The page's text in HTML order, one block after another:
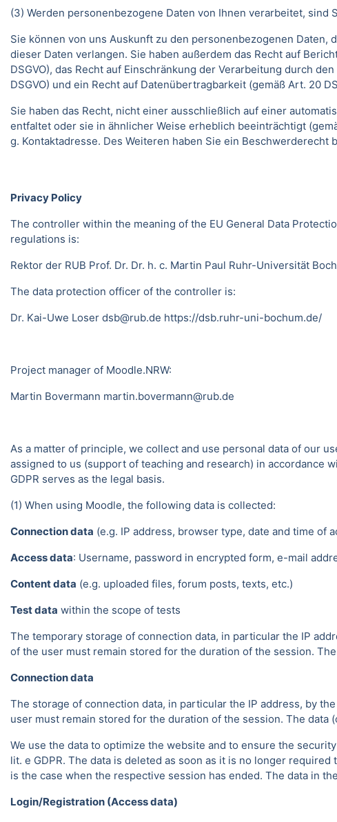
(3) Werden personenbezogene Daten von Ihnen verarbeitet,
Sie können von uns Auskunft zu den personenbezogenen Daten,
dieser Daten verlangen. Sie haben außerdem das Recht auf
DSGVO), das Recht auf Einschränkung der Verarbeitung durch
DSGVO) und ein Recht auf Datenübertragbarkeit (gemäß Art. 20
Sie haben das Recht, nicht einer ausschließlich auf einer
entfaltet oder sie in ähnlicher Weise erheblich beeinträchtigt
g. Kontaktadresse. Des Weiteren haben Sie ein Beschwerderecht
Privacy Policy
The controller within the meaning of the EU General Data
regulations is:
Rektor der RUB Prof. Dr. Dr. h. c. Martin Paul Ruhr-Universität
The data protection officer of the controller is:
Dr. Kai-Uwe Loser dsb@rub.de https://dsb.ruhr-uni-bochum.de/
Project manager of Moodle.NRW:
Martin Bovermann martin.bovermann@rub.de
As a matter of principle, we collect and use personal data of our
assigned to us (support of teaching and research) in accordance
GDPR serves as the legal basis.
(1) When using Moodle, the following data is collected:
Connection data (e.g. IP address, browser type, date and time of
Access data: Username, password in encrypted form, e-mail
Content data (e.g. uploaded files, forum posts, texts, etc.)
Test data within the scope of tests
The temporary storage of connection data, in particular the IP
of the user must remain stored for the duration of the session.
Connection data
The storage of connection data, in particular the IP address, by
user must remain stored for the duration of the session. The data
We use the data to optimize the website and to ensure the
lit. e GDPR. The data is deleted as soon as it is no longer
is the case when the respective session has ended. The data in
Login/Registration (Access data)